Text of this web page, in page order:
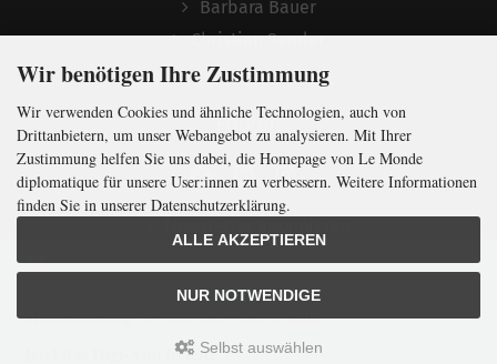
mit der weltweitgrößten
MonatszeitungfürinternationalePolitik
Jetzt das Digi-Abo testen:
Barbara Bauer
Christian Semler
Folgen
LMd © 2026 | Template © 2009-2026 bymodified eCommerce Shopsoftware
Wir benötigen Ihre Zustimmung
Wir verwenden Cookies und ähnliche Technologien, auch von
Drittanbietern, um unser Webangebot zu analysieren. Mit Ihrer
Zustimmung helfen Sie uns dabei, die Homepage von Le Monde
diplomatique für unsere User:innen zu verbessern. Weitere Informationen
finden Sie in unserer Datenschutzerklärung.
ALLE AKZEPTIEREN
NUR NOTWENDIGE
Selbst auswählen